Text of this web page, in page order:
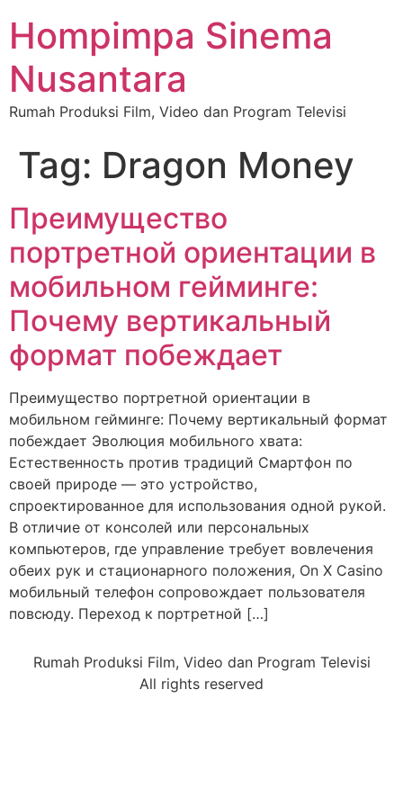
Hompimpa Sinema
Nusantara
Rumah Produksi Film, Video dan Program Televisi
Tag: Dragon Money
Преимущество
портретной ориентации в
мобильном гейминге:
Почему вертикальный
формат побеждает
Преимущество портретной ориентации в
мобильном гейминге: Почему вертикальный формат
побеждает Эволюция мобильного хвата:
Естественность против традиций Смартфон по
своей природе — это устройство,
спроектированное для использования одной рукой.
В отличие от консолей или персональных
компьютеров, где управление требует вовлечения
обеих рук и стационарного положения, On X Casino
мобильный телефон сопровождает пользователя
повсюду. Переход к портретной […]
Rumah Produksi Film, Video dan Program Televisi
All rights reserved